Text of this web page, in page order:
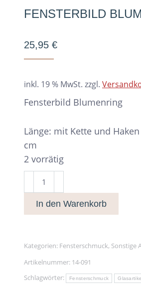
FENSTERBILD
25,95 €
inkl. 19 % MwSt. zzgl.
Fensterbild Blumenring
Länge: mit Kette und
cm
2 vorrätig
Fensterbild
Blumenring
Menge
In den Warenkorb
Kategorien: Fensterschmuck, Sonstige
Artikelnummer: 14-091
Schlagwörter:
Fensterschmuck